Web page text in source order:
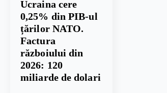
Ucraina cere
0,25% din PIB-ul
țărilor NATO.
Factura
războiului din
2026: 120
miliarde de dolari